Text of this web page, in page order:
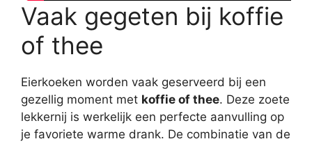
Vaak gegeten bij koffie
of thee
Eierkoeken worden vaak geserveerd bij een
gezellig moment met koffie of thee. Deze zoete
lekkernij is werkelijk een perfecte aanvulling op
je favoriete warme drank. De combinatie van de